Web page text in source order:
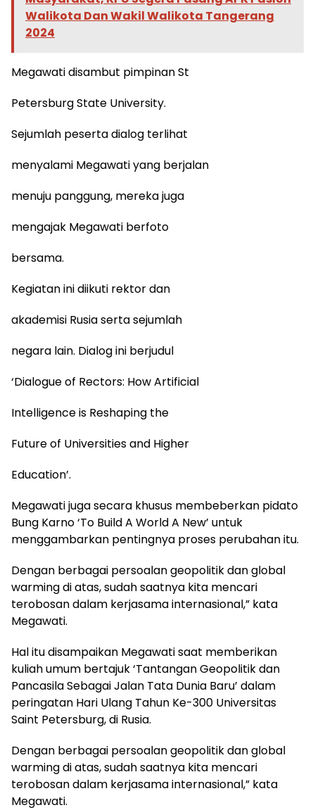
Walikota Dan Wakil Walikota Tangerang
2024
Megawati disambut pimpinan St
Petersburg State University.
Sejumlah peserta dialog terlihat
menyalami Megawati yang berjalan
menuju panggung, mereka juga
mengajak Megawati berfoto
bersama.
Kegiatan ini diikuti rektor dan
akademisi Rusia serta sejumlah
negara lain. Dialog ini berjudul
‘Dialogue of Rectors: How Artificial
Intelligence is Reshaping the
Future of Universities and Higher
Education’.
Megawati juga secara khusus membeberkan pidato
Bung Karno ‘To Build A World A New’ untuk
menggambarkan pentingnya proses perubahan itu.
Dengan berbagai persoalan geopolitik dan global
warming di atas, sudah saatnya kita mencari
terobosan dalam kerjasama internasional,” kata
Megawati.
Hal itu disampaikan Megawati saat memberikan
kuliah umum bertajuk ‘Tantangan Geopolitik dan
Pancasila Sebagai Jalan Tata Dunia Baru’ dalam
peringatan Hari Ulang Tahun Ke-300 Universitas
Saint Petersburg, di Rusia.
Dengan berbagai persoalan geopolitik dan global
warming di atas, sudah saatnya kita mencari
terobosan dalam kerjasama internasional,” kata
Megawati.